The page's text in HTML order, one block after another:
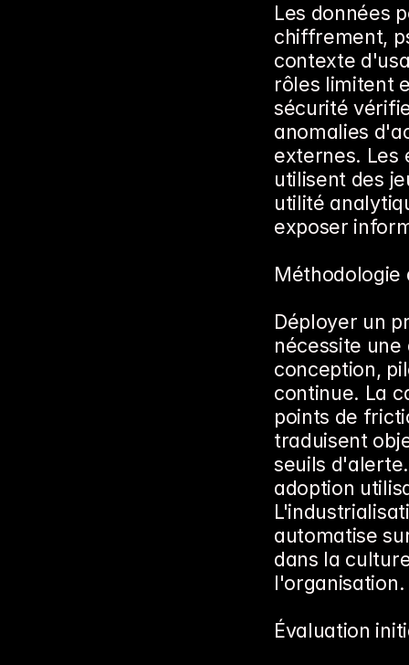
Les données
chiffrement,
contexte
rôles limitent
sécurité
anomalies
externes. Les
utilisent des
utilité
exposer
Méthodologie
Déployer un
nécessite
conception,
continue. La
points de
traduisent
seuils
adoption
automatise
dans la
l'organisation.
Évaluation